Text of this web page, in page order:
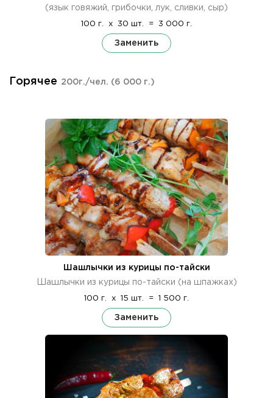
(язык говяжий, грибочки, лук, сливки, сыр)
100 г. x 30 шт. = 3 000 г.
Заменить
Горячее 200г./чел. (6 000 г.)
Шашлычки из курицы по-тайски
Шашлычки из курицы по-тайски (на шпажках)
100 г. x 15 шт. = 1 500 г.
Заменить